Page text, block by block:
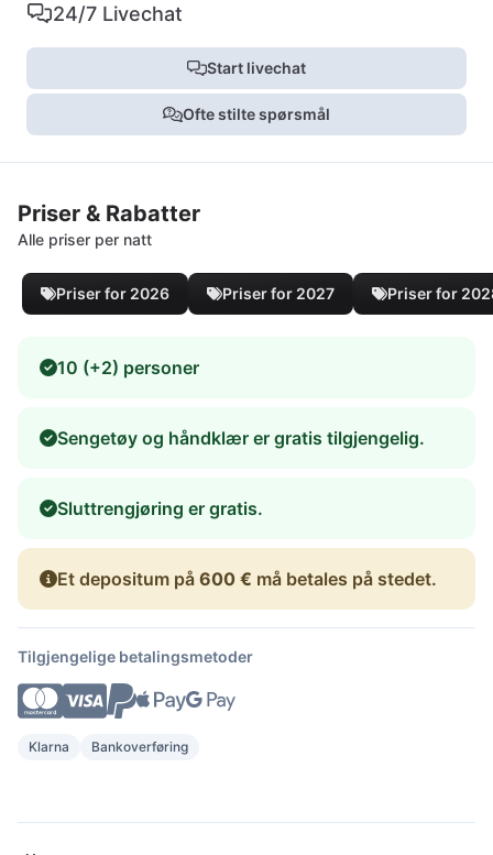
24/7 Livechat
Start livechat
Ofte stilte spørsmål
Priser & Rabatter
Alle priser per natt
Priser for 2026 Priser for 2027 Priser for
10 (+2) personer
Sengetøy og håndklær er gratis tilgjengelig.
Sluttrengjøring er gratis.
Et depositum på 600 € må betales på stedet.
Tilgjengelige betalingsmetoder
Klarna Bankoverføring